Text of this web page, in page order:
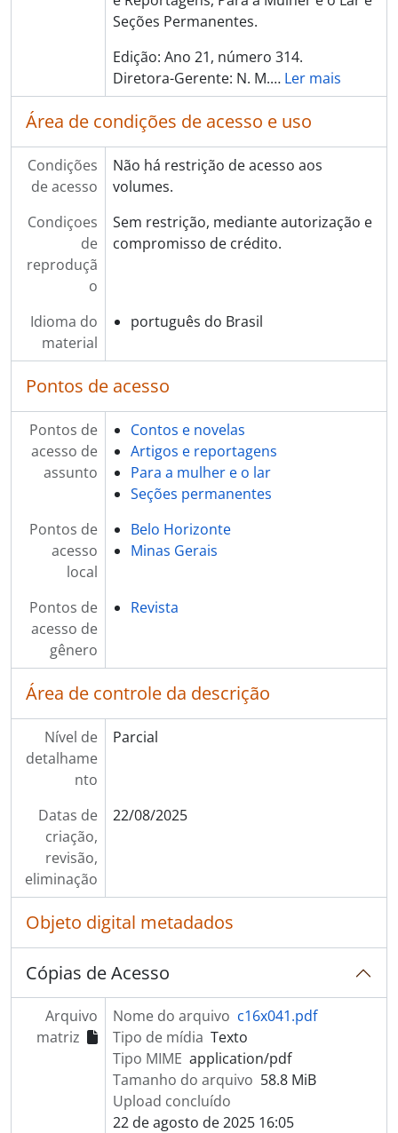
Seções Permanentes.
Edição: Ano 21, número 314.
Diretora-Gerente: N. M.… Ler mais
Área de condições de acesso e uso
Condições
de acesso
Não há restrição de acesso aos
volumes.
Condiçoes
de
reproduçã
o
Sem restrição, mediante autorização e
compromisso de crédito.
Idioma do
material
português do Brasil
Pontos de acesso
Pontos de
acesso de
assunto
Contos e novelas
Artigos e reportagens
Para a mulher e o lar
Seções permanentes
Pontos de
acesso
local
Belo Horizonte
Minas Gerais
Pontos de
acesso de
gênero
Revista
Área de controle da descrição
Nível de
detalhame
nto
Parcial
Datas de
criação,
revisão,
eliminação
22/08/2025
Objeto digital metadados
Cópias de Acesso
Arquivo
matriz
Nome do arquivo c16x041.pdf
Tipo de mídia Texto
Tipo MIME application/pdf
Tamanho do arquivo 58.8 MiB
Upload concluído
22 de agosto de 2025 16:05